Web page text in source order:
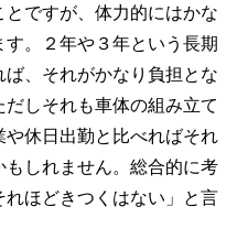
ですが、体力的にはかな
。２年や３年という長期
、それがかなり負担とな
しそれも車体の組み立て
休日出勤と比べればそれ
しれません。総合的に考
れほどきつくはない」と言